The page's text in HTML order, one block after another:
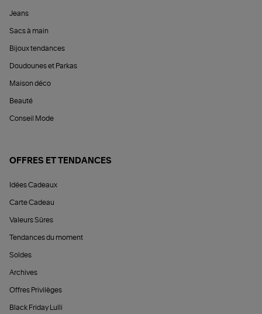
Jeans
Sacs à main
Bijoux tendances
Doudounes et Parkas
Maison déco
Beauté
Conseil Mode
OFFRES ET TENDANCES
Idées Cadeaux
Carte Cadeau
Valeurs Sûres
Tendances du moment
Soldes
Archives
Offres Privilèges
Black Friday Lulli